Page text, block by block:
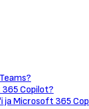
Copilot?
ja Microsoft 365